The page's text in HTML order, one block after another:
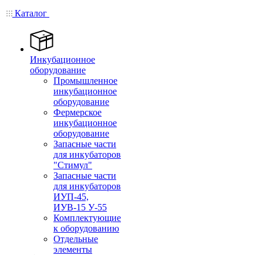
Каталог
Инкубационное
оборудование
Промышленное
инкубационное
оборудование
Фермерское
инкубационное
оборудование
Запасные части
для инкубаторов
"Стимул"
Запасные части
для инкубаторов
ИУП-45,
ИУВ-15 У-55
Комплектующие
к оборудованию
Отдельные
элементы